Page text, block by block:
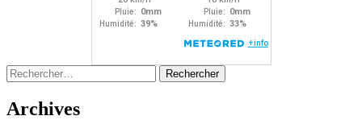
Rechercher :
Archives